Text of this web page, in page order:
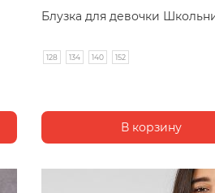
Блузка для девочки
128 134 140 152